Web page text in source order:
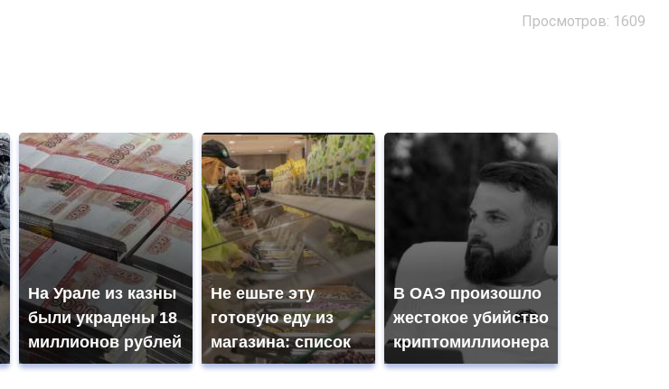
Просмотров: 1609
На Урале из казны
были украдены 18
миллионов рублей
Не ешьте эту
готовую еду из
магазина: список
В ОАЭ произошло
жестокое убийство
криптомиллионера